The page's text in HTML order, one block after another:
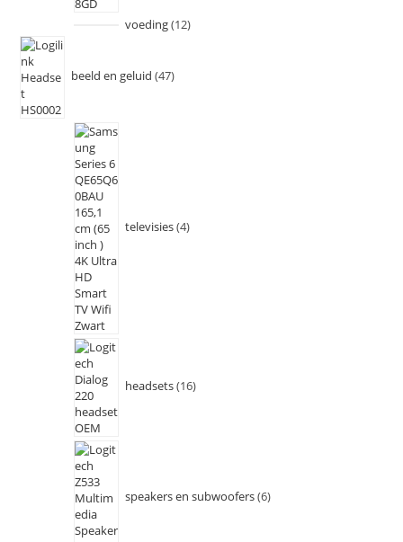
voeding 12
beeld en geluid 47
televisies 4
headsets 16
speakers en subwoofers 6